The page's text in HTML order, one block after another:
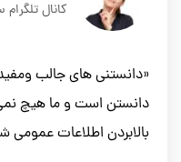
کانال تلگرام
«دانستنی های جالب
دانستن است و ما هیچ
بالابردن اطلاعات عمومی